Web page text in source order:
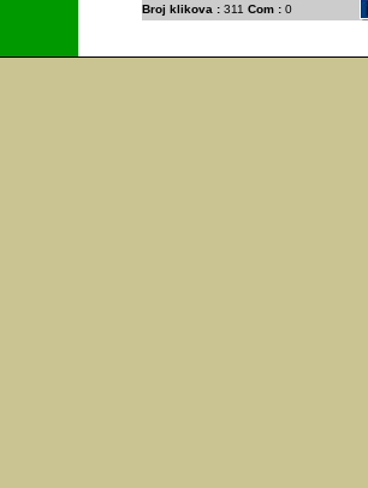
Broj klikova :311 Com :0